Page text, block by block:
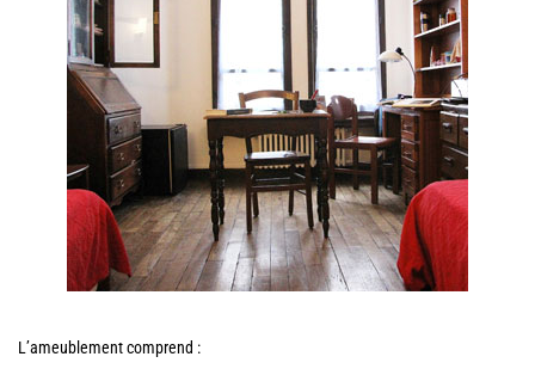
L’ameublement comprend :